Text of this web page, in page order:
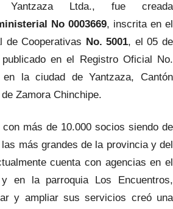
Yantzaza Ltda., fue creada
No 0003669, inscrita en el
de Cooperativas No. 5001, el 05 de
en el Registro Oficial No.
la ciudad de Yantzaza, Cantón
Zamora Chinchipe.
más de 10.000 socios siendo de
más grandes de la provincia y del
cuenta con agencias en el
en la parroquia Los Encuentros,
y ampliar sus servicios creó una